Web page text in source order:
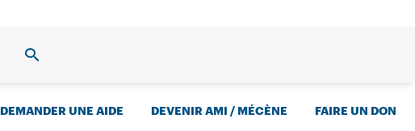
RECHERCHE
DEMANDER UNE AIDE DEVENIR AMI / MÉCÈNE FAIRE UN DON